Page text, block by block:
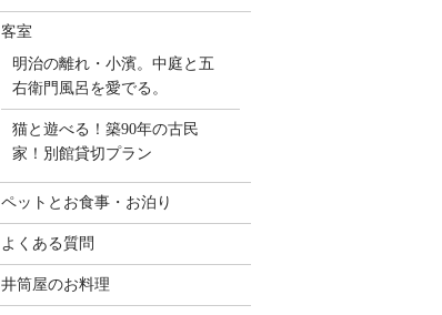
客室
明治の離れ・小濱。中庭と五
右衛門風呂を愛でる。
猫と遊べる！築90年の古民
家！別館貸切プラン
ペットとお食事・お泊り
よくある質問
井筒屋のお料理